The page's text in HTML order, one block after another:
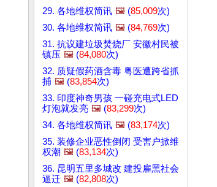
29. 各地维权简讯 🖼️ (85,009次)
30. 各地维权简讯 🖼️ (84,769次)
31. 抗议建垃圾焚烧厂 安徽村民被
镇压 🖼️ (84,080次)
32. 质疑假药酒含毒 粤医遭跨省抓
捕 🖼️ (83,854次)
33. 印度神奇男孩 一碰充电式LED
灯泡就发亮 🖼️ (83,299次)
34. 各地维权简讯 🖼️ (83,174次)
35. 装修企业恶性倒闭 受害户掀维
权潮 🖼️ (83,134次)
36. 昆明五里多城改 建投雇黑社会
逼迁 🖼️ (82,808次)